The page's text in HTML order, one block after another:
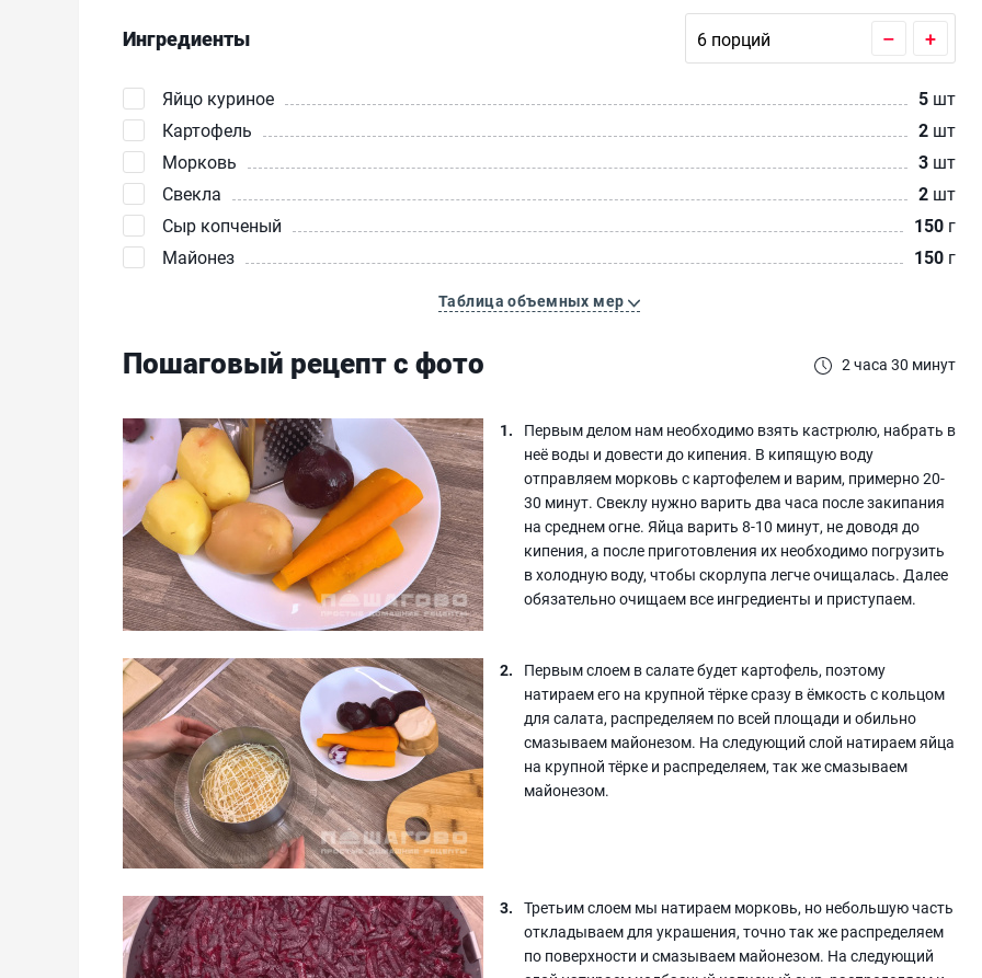
Ингредиенты – +
Яйцо куриное 5 шт
Картофель
2 шт
Морковь
3 шт
Свекла
2 шт
Сыр копченый
150 г
Майонез
150 г
Таблица объемных мер
Пошаговый рецепт с фото 2 часа 30 минут
Первым делом нам необходимо взять кастрюлю, набрать в
неё воды и довести до кипения. В кипящую воду
отправляем морковь с картофелем и варим, примерно 20-
30 минут. Свеклу нужно варить два часа после закипания
на среднем огне. Яйца варить 8-10 минут, не доводя до
кипения, а после приготовления их необходимо погрузить
в холодную воду, чтобы скорлупа легче очищалась. Далее
обязательно очищаем все ингредиенты и приступаем.
Первым слоем в салате будет картофель, поэтому
натираем его на крупной тёрке сразу в ёмкость с кольцом
для салата, распределяем по всей площади и обильно
смазываем майонезом. На следующий слой натираем яйца
на крупной тёрке и распределяем, так же смазываем
майонезом.
Третьим слоем мы натираем морковь, но небольшую часть
откладываем для украшения, точно так же распределяем
по поверхности и смазываем майонезом. На следующий